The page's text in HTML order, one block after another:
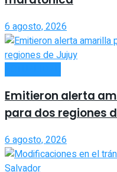
6 agosto, 2026
Emitieron alerta
para dos regiones
6 agosto, 2026